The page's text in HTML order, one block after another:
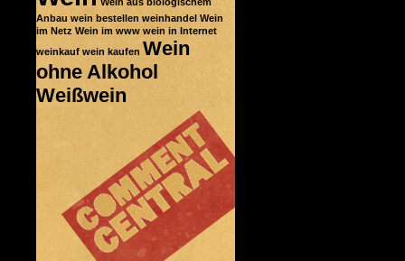
Anbau wein bestellen weinhandel Wein
im Netz Wein im www wein in Internet
weinkauf wein kaufen Wein
ohne Alkohol
Weißwein